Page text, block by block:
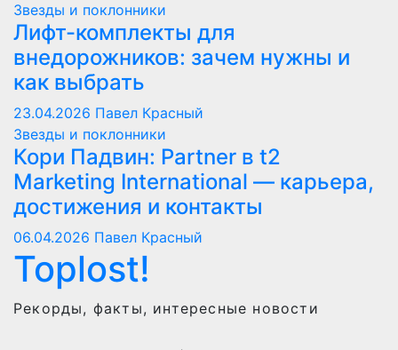
Звезды и поклонники
Лифт-комплекты для
внедорожников: зачем нужны и
как выбрать
23.04.2026 Павел Красный
Звезды и поклонники
Кори Падвин: Partner в t2
Marketing International — карьера,
достижения и контакты
06.04.2026 Павел Красный
Toplost!
Рекорды, факты, интересные новости